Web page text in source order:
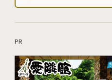
PR